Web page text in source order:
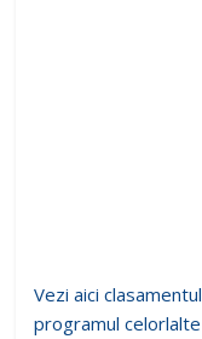
Vezi aici
programul